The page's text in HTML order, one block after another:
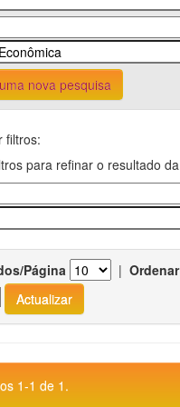
nova pesquisa
filtros:
para refinar o resultado
Página |
1-1 de 1.